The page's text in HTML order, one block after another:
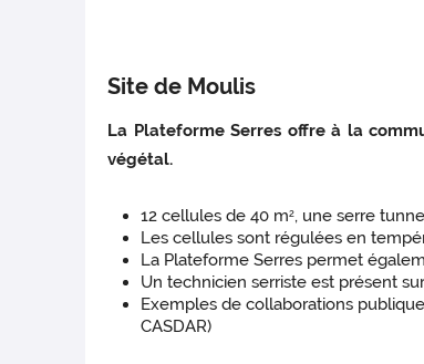
Site de Moulis
La Plateforme Serres offre à la
végétal.
12 cellules de 40 m2, une serre
Les cellules sont régulées en
La Plateforme Serres permet
Un technicien serriste est présent
Exemples de collaborations
CASDAR)